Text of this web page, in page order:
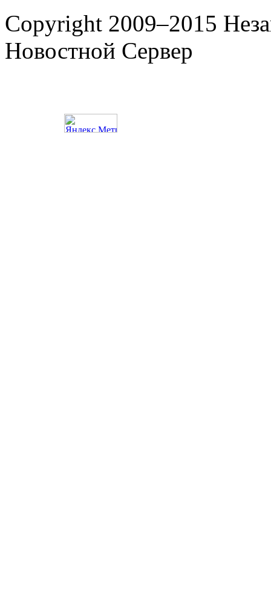
Copyright 2009–2015
Новостной Сервер